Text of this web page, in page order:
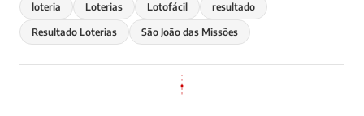
loteria Loterias Lotofácil resultado
Resultado Loterias São João das Missões